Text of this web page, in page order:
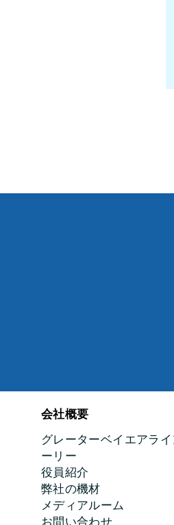
会社概要
グレーターベイエアライ
ーリー
役員紹介
弊社の機材
メディアルーム
お問い合わせ